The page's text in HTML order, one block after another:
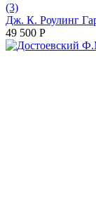
(3)
Дж. К. Роулинг
49 500 Р